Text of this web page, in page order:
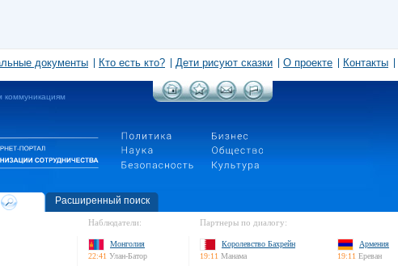
документы Кто есть кто? Дети рисуют сказки О проекте Контакты
коммуникациям
Расширенный поиск
Наблюдатели:
Монголия
22:41 Улан-Батор
Партнеры по диалогу:
Королевство Бахрейн
19:11 Манама
Армения
19:11 Ереван